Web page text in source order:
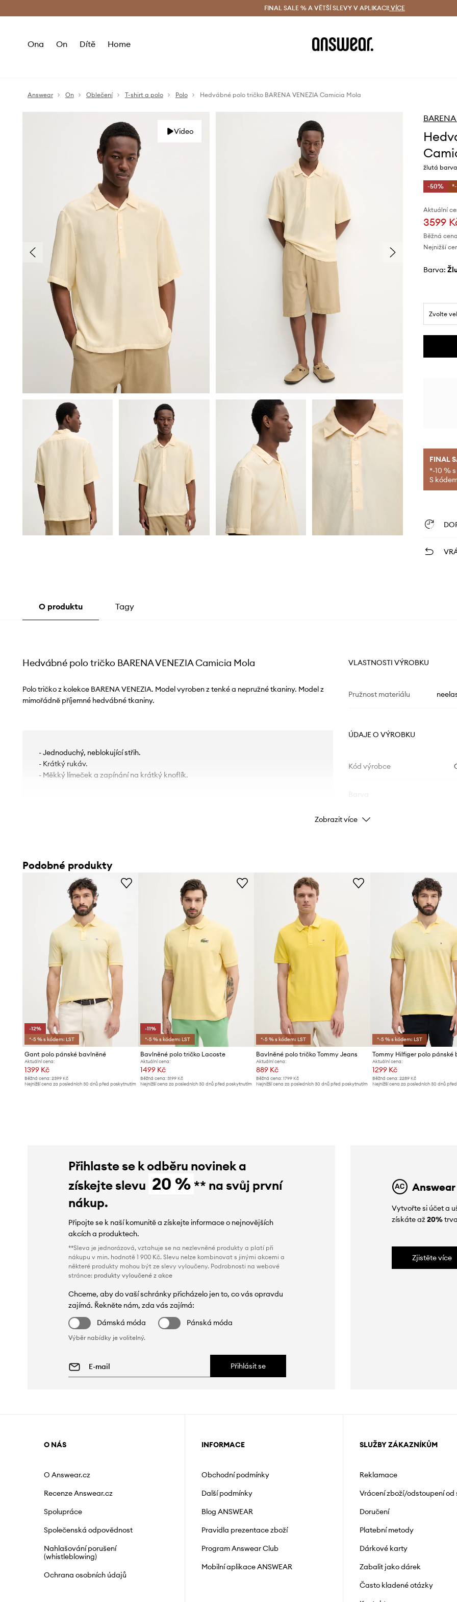
Doručení a vrácení zdarma (od 1800 Kč) Doručení i do 24 h
FINAL SALE % A VĚTŠÍ SLEVY V APLIKACI! VÍCE
Ona On Dítě Home
Answear On Oblečení T-shirt a polo Polo Hedvábné polo tričko BARENA VENEZIA Camicia Mola
Video
žlutá
-50%
Aktuální
3599
Běžná
Nejnižší
Barva:
Zvolte
FINAL
*-10 %
S
O produktu Tagy
Hedvábné polo tričko BARENA VENEZIA Camicia Mola
Polo tričko z kolekce BARENA VENEZIA. Model vyroben z tenké a nepružné tkaniny. Model z
mimořádně příjemné hedvábné tkaniny.
- Jednoduchý, neblokující střih.
- Krátký rukáv.
- Měkký límeček a zapínání na krátký knoflík.
VLASTNOSTI VÝROBKU
Pružnost materiálu
ÚDAJE O VÝROBKU
Kód výrobce
Značka
Zobrazit více
Podobné produkty
-12%
*-5 % s kódem: LST
Gant polo pánské bavlněné
Aktuální cena:
1399 Kč
Běžná cena: 2399 Kč
Nejnižší cena za posledních 30 dnů před poskytnutím
-11%
*-5 % s kódem: LST
Bavlněné polo tričko Lacoste
Aktuální cena:
1499 Kč
Běžná cena:3199 Kč
Nejnižší cena za posledních 30 dnů před poskytnutím
*-5 % s kódem: LST
Bavlněné polo tričko Tommy Jeans
Aktuální cena:
889 Kč
Běžná cena: 1799 Kč
Nejnižší cena za posledních 30 dnů před poskytnutím
*-5 % s kódem: LST
Aktuální cena:
1299 Kč
Běžná cena: 2289 Kč
Nejnižší cena za posledních 30 dnů
Přihlaste se k odběru novinek a
získejte slevu 20 % ** na svůj první
nákup.
Připojte se k naší komunitě a získejte informace o nejnovějších
akcích a produktech.
**Sleva je jednorázová, vztahuje se na nezlevněné produkty a platí při
nákupu v min. hodnotě 1 900 Kč. Slevu nelze kombinovat s jinými akcemi a
některé produkty mohou být ze slevy vyloučeny. Podrobnosti na webové
stránce: produkty vyloučené z akce
Chceme, aby do vaší schránky přicházelo jen to, co vás opravdu
zajímá. Řekněte nám, zda vás zajímá:
Dámská móda
Pánská móda
Výběr nabídky je volitelný.
Přihlásit se
Vytvořte si účet a
získáte až20%
Zjistěte více
O NÁS
O Answear.cz
Recenze Answear.cz
Spolupráce
Společenská odpovědnost
Nahlašování porušení
(whistleblowing)
Ochrana osobních údajů
INFORMACE
Obchodní podmínky
Další podmínky
Blog ANSWEAR
Pravidla prezentace zboží
Program Answear Club
Mobilní aplikace ANSWEAR
SLUŽBY ZÁKAZNÍKŮM
Reklamace
Vrácení zboží/odstoupení od
Doručení
Platební metody
Dárkové karty
Zabalit jako dárek
Často kladené otázky